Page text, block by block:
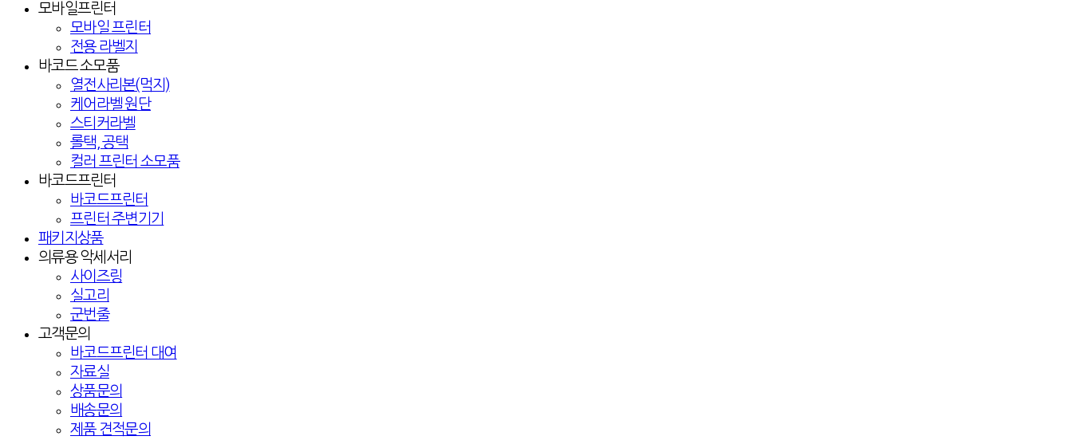
모바일프린터
모바일 프린터
전용 라벨지
바코드 소모품
열전사리본(먹지)
케어라벨 원단
스티커라벨
롤택, 공택
컬러 프린터 소모품
바코드프린터
바코드프린터
프린터 주변기기
패키지상품
의류용 악세서리
사이즈링
실고리
군번줄
고객문의
바코드프린터 대여
자료실
상품문의
배송문의
제품 견적문의